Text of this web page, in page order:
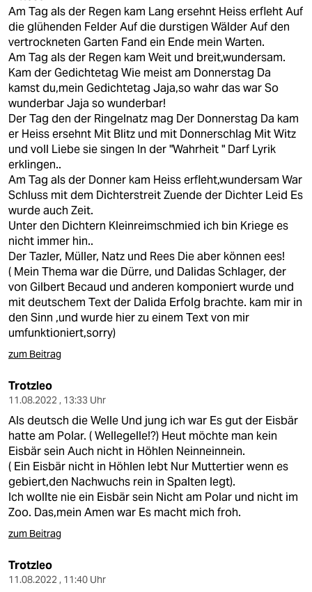
Am Tag als der Regen kam Lang ersehnt Heiss erfleht Auf
die glühenden Felder Auf die durstigen Wälder Auf den
vertrockneten Garten Fand ein Ende mein Warten.
Am Tag als der Regen kam Weit und breit,wundersam.
Kam der Gedichtetag Wie meist am Donnerstag Da
kamst du,mein Gedichtetag Jaja,so wahr das war So
wunderbar Jaja so wunderbar!
Der Tag den der Ringelnatz mag Der Donnerstag Da kam
er Heiss ersehnt Mit Blitz und mit Donnerschlag Mit Witz
und voll Liebe sie singen In der "Wahrheit " Darf Lyrik
erklingen..
Am Tag als der Donner kam Heiss erfleht,wundersam War
Schluss mit dem Dichterstreit Zuende der Dichter Leid Es
wurde auch Zeit.
Unter den Dichtern Kleinreimschmied ich bin Kriege es
nicht immer hin..
Der Tazler, Müller, Natz und Rees Die aber können ees!
( Mein Thema war die Dürre, und Dalidas Schlager, der
von Gilbert Becaud und anderen komponiert wurde und
mit deutschem Text der Dalida Erfolg brachte. kam mir in
den Sinn ,und wurde hier zu einem Text von mir
umfunktioniert,sorry)
zum Beitrag
Trotzleo
11.08.2022 , 13:33 Uhr
Als deutsch die Welle Und jung ich war Es gut der Eisbär
hatte am Polar. ( Wellegelle!?) Heut möchte man kein
Eisbär sein Auch nicht in Höhlen Neinneinnein.
( Ein Eisbär nicht in Höhlen lebt Nur Muttertier wenn es
gebiert,den Nachwuchs rein in Spalten legt).
Ich wollte nie ein Eisbär sein Nicht am Polar und nicht im
Zoo. Das,mein Amen war Es macht mich froh.
zum Beitrag
Trotzleo
11.08.2022 , 11:40 Uhr